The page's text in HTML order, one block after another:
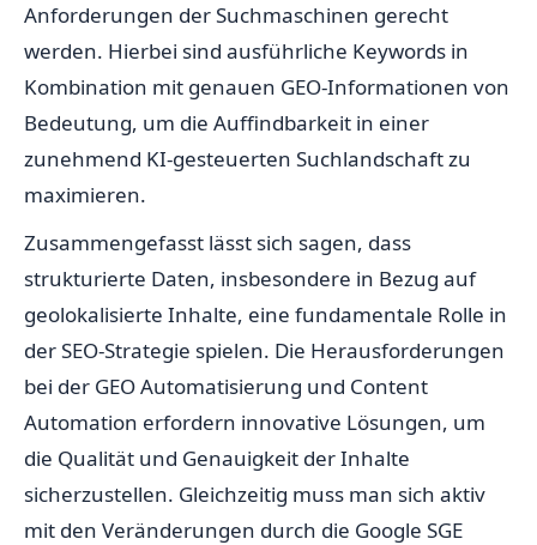
Anforderungen der Suchmaschinen gerecht
werden. Hierbei sind ausführliche Keywords in
Kombination mit genauen GEO-Informationen von
Bedeutung, um die Auffindbarkeit in einer
zunehmend KI-gesteuerten Suchlandschaft zu
maximieren.
Zusammengefasst lässt sich sagen, dass
strukturierte Daten, insbesondere in Bezug auf
geolokalisierte Inhalte, eine fundamentale Rolle in
der SEO-Strategie spielen. Die Herausforderungen
bei der GEO Automatisierung und Content
Automation erfordern innovative Lösungen, um
die Qualität und Genauigkeit der Inhalte
sicherzustellen. Gleichzeitig muss man sich aktiv
mit den Veränderungen durch die Google SGE